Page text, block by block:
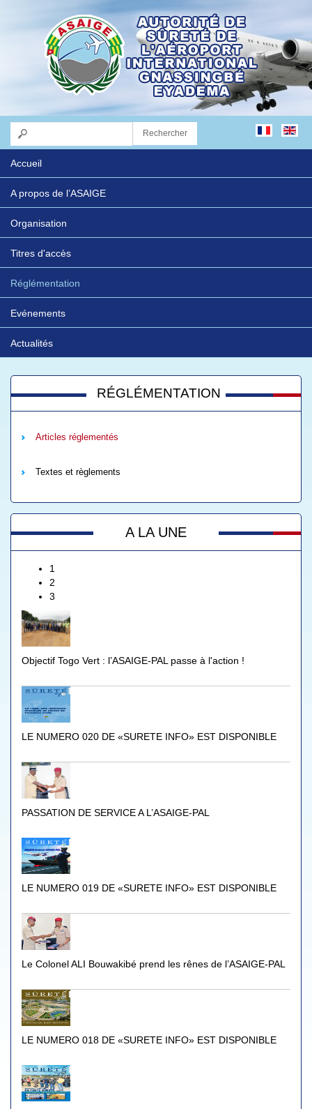
Accueil
A propos de l’ASAIGE
Organisation
Titres d'accès
Réglémentation
Evénements
Actualités
RÉGLÉMENTATION
Articles réglementés
Textes et règlements
A LA UNE
1
2
3
Objectif Togo Vert : l’ASAIGE-PAL passe à l'action !
LE NUMERO 020 DE «SURETE INFO» EST DISPONIBLE
PASSATION DE SERVICE A L’ASAIGE-PAL
LE NUMERO 019 DE «SURETE INFO» EST DISPONIBLE
Le Colonel ALI Bouwakibé prend les rênes de l’ASAIGE-PAL
LE NUMERO 018 DE «SURETE INFO» EST DISPONIBLE